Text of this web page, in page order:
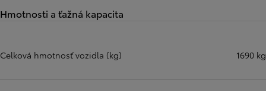
Hmotnosti a ťažná kapacita
Celková hmotnosť vozidla (kg) 1690 kg